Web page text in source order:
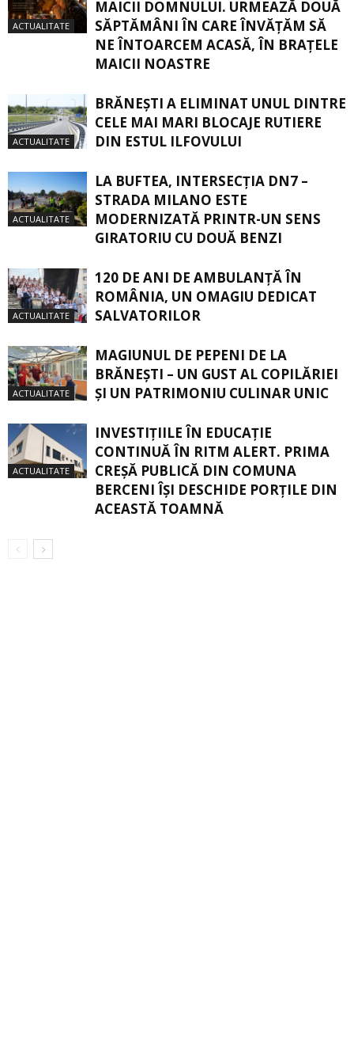
ACTUALITATE
MAICII DOMNULUI. URMEAZĂ DOUĂ
SĂPTĂMÂNI ÎN CARE ÎNVĂŢĂM SĂ
NE ÎNTOARCEM ACASĂ, ÎN BRAŢELE
MAICII NOASTRE
ACTUALITATE
BRĂNEȘTI A ELIMINAT UNUL DINTRE
CELE MAI MARI BLOCAJE RUTIERE
DIN ESTUL ILFOVULUI
ACTUALITATE
LA BUFTEA, INTERSECŢIA DN7 –
STRADA MILANO ESTE
MODERNIZATĂ PRINTR-UN SENS
GIRATORIU CU DOUĂ BENZI
ACTUALITATE
120 DE ANI DE AMBULANȚĂ ÎN
ROMÂNIA, UN OMAGIU DEDICAT
SALVATORILOR
ACTUALITATE
MAGIUNUL DE PEPENI DE LA
BRĂNEŞTI – UN GUST AL COPILĂRIEI
ŞI UN PATRIMONIU CULINAR UNIC
ACTUALITATE
INVESTIȚIILE ÎN EDUCAȚIE
CONTINUĂ ÎN RITM ALERT. PRIMA
CREŞĂ PUBLICĂ DIN COMUNA
BERCENI ÎŞI DESCHIDE PORŢILE DIN
ACEASTĂ TOAMNĂ